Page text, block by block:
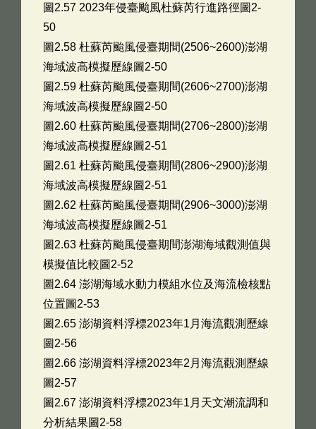
圖2.57 2023年侵臺颱風杜蘇芮行進路徑圖2-
50
圖2.58 杜蘇芮颱風侵臺期間(2506~2600)澎湖
海域波高模擬歷線圖2-50
圖2.59 杜蘇芮颱風侵臺期間(2606~2700)澎湖
海域波高模擬歷線圖2-50
圖2.60 杜蘇芮颱風侵臺期間(2706~2800)澎湖
海域波高模擬歷線圖2-51
圖2.61 杜蘇芮颱風侵臺期間(2806~2900)澎湖
海域波高模擬歷線圖2-51
圖2.62 杜蘇芮颱風侵臺期間(2906~3000)澎湖
海域波高模擬歷線圖2-51
圖2.63 杜蘇芮颱風侵臺期間澎湖海域觀測值與
模擬值比較圖2-52
圖2.64 澎湖海域水動力模組水位及海流檢核點
位置圖2-53
圖2.65 澎湖資料浮標2023年1月海流觀測歷線
圖2-56
圖2.66 澎湖資料浮標2023年2月海流觀測歷線
圖2-57
圖2.67 澎湖資料浮標2023年1月天文潮流調和
分析結果圖2-58